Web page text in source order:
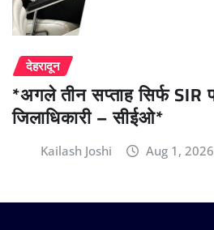
देहरादून
*अगले तीन सप्ताह सिर्फ
जिलाधिकारी – सीईओ*
Kailash Joshi Aug 1, 2026